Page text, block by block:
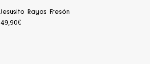
Jesusito Rayas Fresón
49,90€